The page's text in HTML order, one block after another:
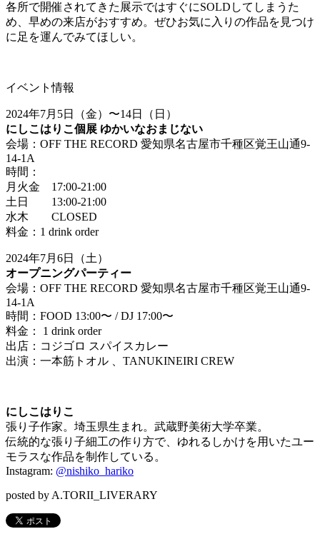
各所で開催されてきた展示ではすぐにSOLDしてしまうた
め、早めの来店がおすすめ。ぜひお気に入りの作品を見つけ
に足を運んでみてほしい。
イベント情報
2024年7月5日（金）〜14日（日）
にしこはりこ個展 ゆかいなおまじない
会場：OFF THE RECORD 愛知県名古屋市千種区覚王山通9-
14-1A
時間：
月火金 17:00-21:00
土日 13:00-21:00
水木 CLOSED
料金：1 drink order
2024年7月6日（土）
オープニングパーティー
会場：OFF THE RECORD 愛知県名古屋市千種区覚王山通9-
14-1A
時間：FOOD 13:00〜 / DJ 17:00〜
料金： 1 drink order
出店：コジゴロ スパイスカレー
出演：一本筋トオル 、TANUKINEIRI CREW
にしこはりこ
張り子作家。埼玉県生まれ。武蔵野美術大学卒業。
伝統的な張り子細工の作り方で、ゆれるしかけを用いたユー
モラスな作品を制作している。
Instagram: @nishiko_hariko
posted by A.TORII_LIVERARY